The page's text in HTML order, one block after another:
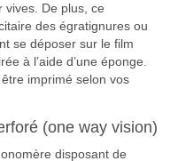
vives. De plus, ce
des égratignures ou
se déposer sur le film
à l’aide d’une éponge.
imprimé selon vos
(one way vision)
disposant de